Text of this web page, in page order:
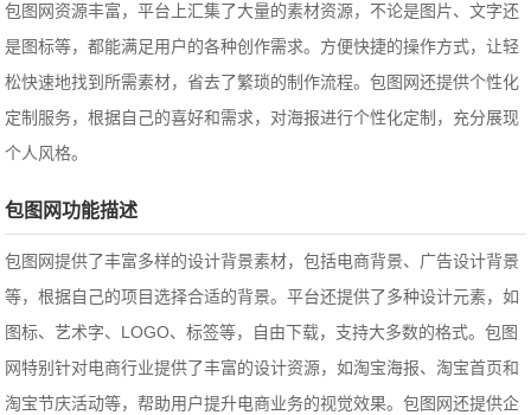
包图网资源丰富，平台上汇集了大量的素材资源，不论是图片、文字还
是图标等，都能满足用户的各种创作需求。方便快捷的操作方式，让轻
松快速地找到所需素材，省去了繁琐的制作流程。包图网还提供个性化
定制服务，根据自己的喜好和需求，对海报进行个性化定制，充分展现
个人风格。
包图网功能描述
包图网提供了丰富多样的设计背景素材，包括电商背景、广告设计背景
等，根据自己的项目选择合适的背景。平台还提供了多种设计元素，如
图标、艺术字、LOGO、标签等，自由下载，支持大多数的格式。包图
网特别针对电商行业提供了丰富的设计资源，如淘宝海报、淘宝首页和
淘宝节庆活动等，帮助用户提升电商业务的视觉效果。包图网还提供企